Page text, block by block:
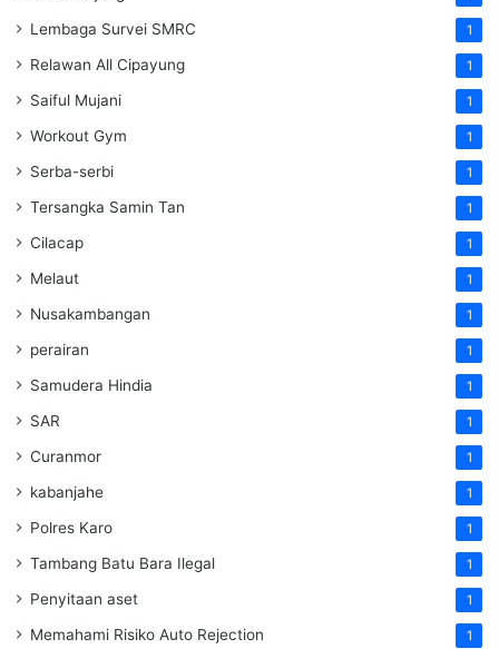
Lembaga Survei SMRC 1
Relawan All Cipayung 1
Saiful Mujani 1
Workout Gym 1
Serba-serbi 1
Tersangka Samin Tan 1
Cilacap 1
Melaut 1
Nusakambangan 1
perairan 1
Samudera Hindia 1
SAR 1
Curanmor 1
kabanjahe 1
Polres Karo 1
Tambang Batu Bara Ilegal 1
Penyitaan aset 1
Memahami Risiko Auto Rejection 1